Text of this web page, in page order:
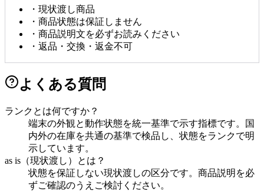
・ 現状渡し商品
・ 商品状態は保証しません
・ 商品説明文を必ずお読みください
・ 返品・交換・返金不可
よくある質問
ランクとは何ですか？
端末の外観と動作状態を統一基準で示す指標です。国
内外の在庫を共通の基準で検品し、状態をランクで明
示しています。
as is（現状渡し）とは？
状態を保証しない現状渡しの区分です。商品説明を必
ずご確認のうえご検討ください。